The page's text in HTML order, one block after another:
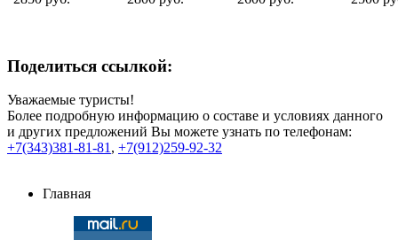
Поделиться ссылкой:
Уважаемые туристы!
Более подробную информацию о составе и условиях данного
и других предложений Вы можете узнать по телефонам:
+7(343)381-81-81, +7(912)259-92-32
Главная